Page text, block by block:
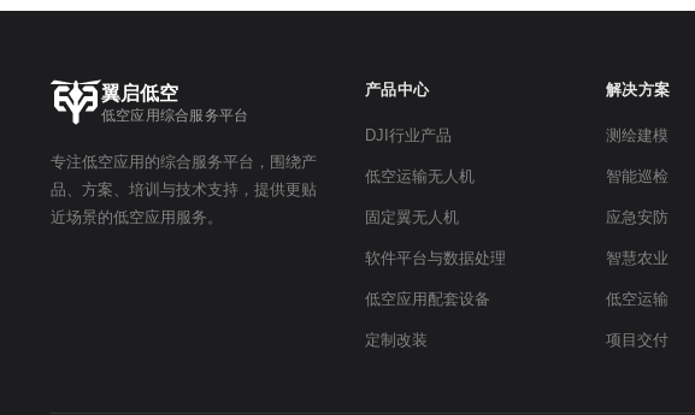
翼启低空
低空应用综合服务平台
专注低空应用的综合服务平台，围绕产
品、方案、培训与技术支持，提供更贴
近场景的低空应用服务。
产品中心
DJI行业产品
低空运输无人机
固定翼无人机
软件平台与数据处理
低空应用配套设备
定制改装
解决方案
测绘建模
智能巡检
应急安防
智慧农业
低空运输
项目交付